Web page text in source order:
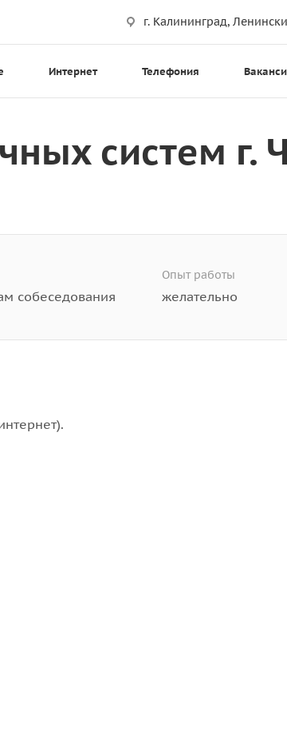
г. Калининград,
Интернет Телефония
систем г.
собеседования
Опыт работы
желательно